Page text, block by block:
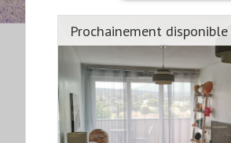
Prochainement disponible